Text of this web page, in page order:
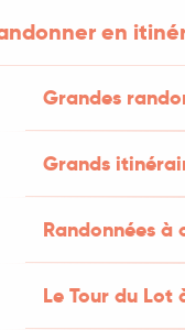
en
Grandes
Grands
Randonnées
Le Tour du Lot